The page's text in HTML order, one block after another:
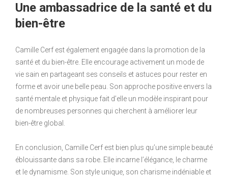
Une ambassadrice de la santé et du
bien-être
Camille Cerf est également engagée dans la promotion de la
santé et du bien-être. Elle encourage activement un mode de
vie sain en partageant ses conseils et astuces pour rester en
forme et avoir une belle peau. Son approche positive envers la
santé mentale et physique fait d’elle un modèle inspirant pour
de nombreuses personnes qui cherchent à améliorer leur
bien-être global.
En conclusion, Camille Cerf est bien plus qu’une simple beauté
éblouissante dans sa robe. Elle incarne l’élégance, le charme
et le dynamisme. Son style unique, son charisme indéniable et